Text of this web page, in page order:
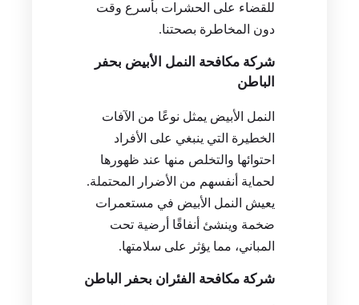
للقضاء على الحشرات بأسرع وقت
دون المخاطرة بصحتنا.
شركة مكافحة النمل الأبيض بحفر
الباطن
النمل الأبيض يمثل نوعًا من الآفات
الخطيرة التي ينبغي على الأفراد
احتوائها والتخلص منها عند ظهورها
لحماية أنفسهم من الأضرار المحتملة.
يعيش النمل الأبيض في مستعمرات
ضخمة وينشئ أنفاقًا أرضية تحت
المباني، مما يؤثر على سلامتها.
شركة مكافحة الفئران بحفر الباطن